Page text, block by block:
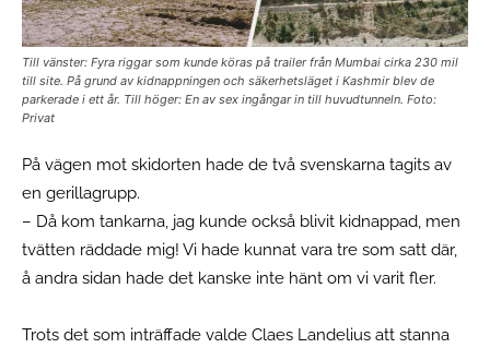
Till vänster: Fyra riggar som kunde köras på trailer från Mumbai cirka 230 mil
till site. På grund av kidnappningen och säkerhetsläget i Kashmir blev de
parkerade i ett år. Till höger: En av sex ingångar in till huvudtunneln. Foto:
Privat
På vägen mot skidorten hade de två svenskarna tagits av
en gerillagrupp.
– Då kom tankarna, jag kunde också blivit kidnappad, men
tvätten räddade mig! Vi hade kunnat vara tre som satt där,
å andra sidan hade det kanske inte hänt om vi varit fler.
Trots det som inträffade valde Claes Landelius att stanna